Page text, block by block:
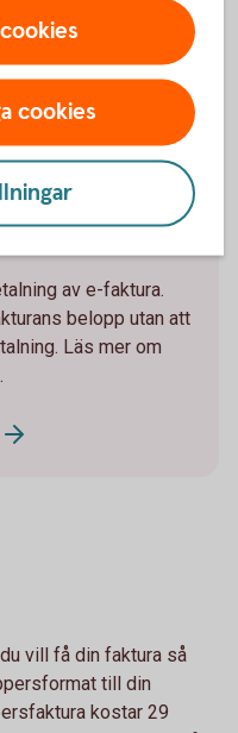
OCR-
till ditt
faktura
av e-faktura.
belopp utan att
Läs mer om
vill få din faktura så
till din
kostar 29
cookies